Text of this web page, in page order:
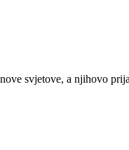
svjetove, a njihovo